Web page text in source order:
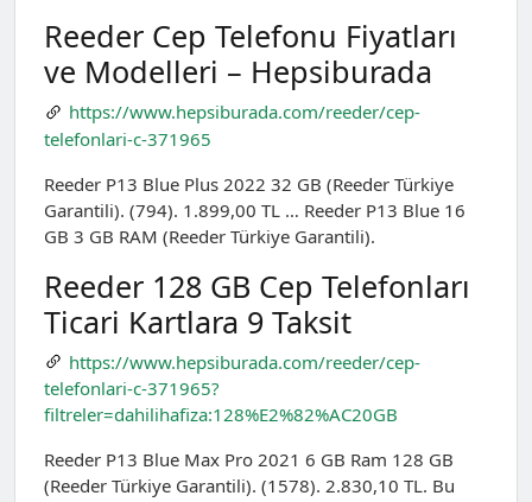
Reeder Cep Telefonu Fiyatları
ve Modelleri – Hepsiburada
https://www.hepsiburada.com/reeder/cep-
telefonlari-c-371965
Reeder P13 Blue Plus 2022 32 GB (Reeder Türkiye
Garantili). (794). 1.899,00 TL … Reeder P13 Blue 16
GB 3 GB RAM (Reeder Türkiye Garantili).
Reeder 128 GB Cep Telefonları
Ticari Kartlara 9 Taksit
https://www.hepsiburada.com/reeder/cep-
telefonlari-c-371965?
filtreler=dahilihafiza:128%E2%82%AC20GB
Reeder P13 Blue Max Pro 2021 6 GB Ram 128 GB
(Reeder Türkiye Garantili). (1578). 2.830,10 TL. Bu